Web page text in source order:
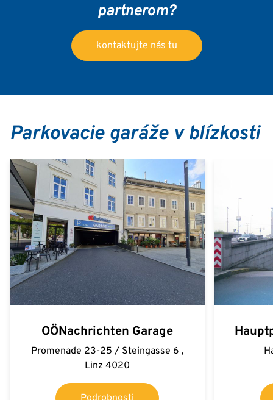
partnerom?
kontaktujte nás tu
Parkovacie garáže v blízkosti
OÖNachrichten Garage
Promenade 23-25 / Steingasse 6 ,
Linz 4020